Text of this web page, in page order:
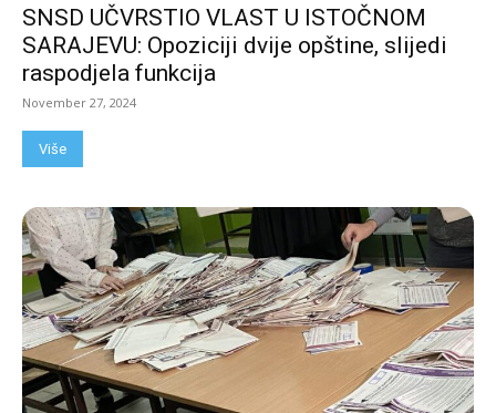
SNSD UČVRSTIO VLAST U ISTOČNOM
SARAJEVU: Opoziciji dvije opštine, slijedi
raspodjela funkcija
November 27, 2024
Više